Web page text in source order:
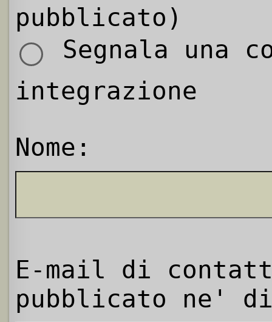
pubblicato)
Segnala una
integrazione
Nome:
E-mail di
pubblicato ne'